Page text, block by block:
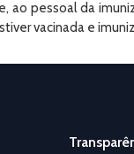
ao pessoal da
vacinada e